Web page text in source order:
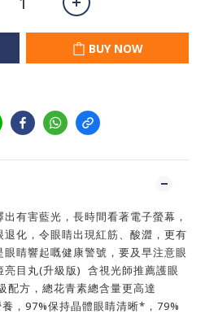
BUY NOW
有害藍光，長時間看著電子螢幕，
化，令眼睛出現紅筋、酸澀，更有
睛響起嘅健康警號，要及早注意眼
亮目丸(升級版) 含視光師推薦護眼
配方，總花青素總含量更高達
，97%保持晶體眼睛清晰*，79%